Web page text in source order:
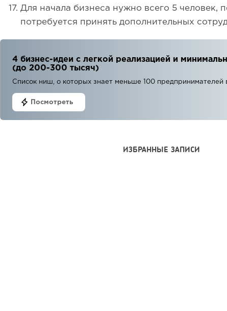
Для начала бизнеса нужно всего 5 человек,
потребуется принять дополнительных
4 бизнес-идеи с легкой реализацией и
(до 200-300 тысяч)
Список ниш, о которых знает меньше 100 предпринимателей
Посмотреть
ИЗБРАННЫЕ ЗАПИСИ